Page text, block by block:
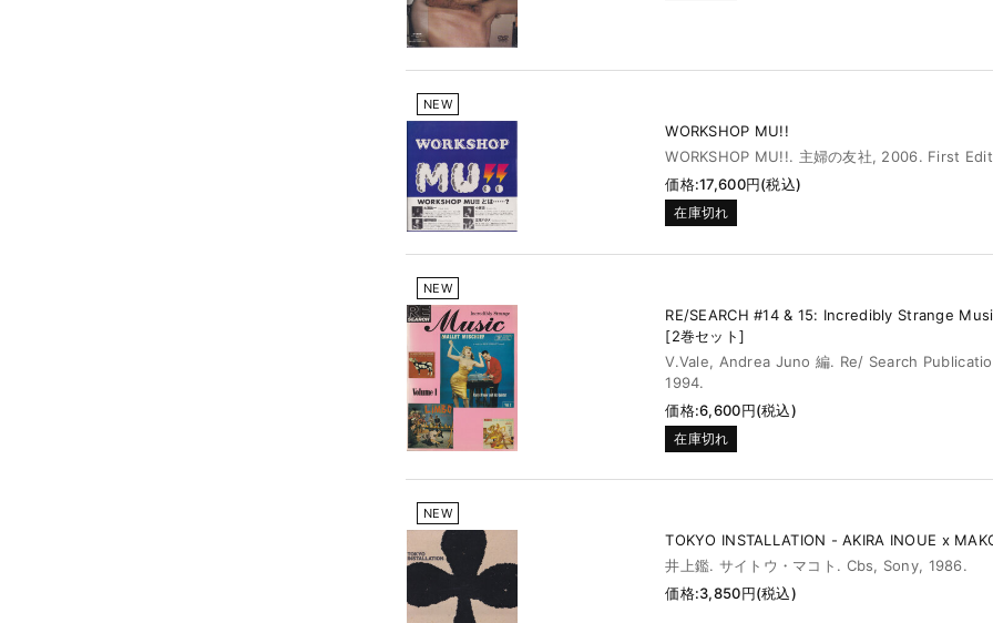
NEW
WORKSHOP MU!!
WORKSHOP MU!!. 主婦の友社, 2006. First
価格:17,600円(税込)
在庫切れ
NEW
RE/SEARCH #14 & 15: Incredibly Strange
[2巻セット]
V.Vale, Andrea Juno 編. Re/ Search
1994.
価格:6,600円(税込)
在庫切れ
NEW
TOKYO INSTALLATION - AKIRA INOUE x
井上鑑. サイトウ・マコト. Cbs, Sony, 1986.
価格:3,850円(税込)